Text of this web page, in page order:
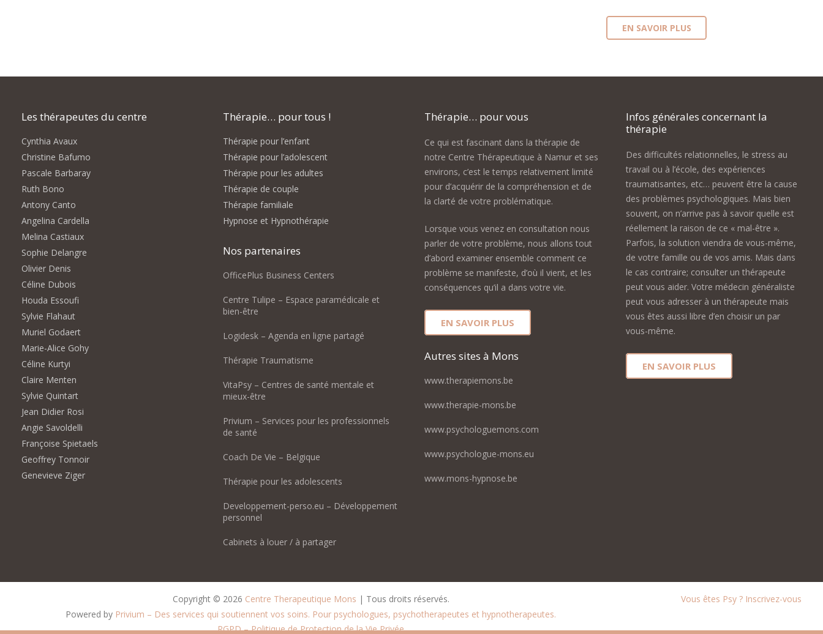
EN SAVOIR PLUS
Les thérapeutes du centre
Cynthia Avaux
Christine Bafumo
Pascale Barbaray
Ruth Bono
Antony Canto
Angelina Cardella
Melina Castiaux
Sophie Delangre
Olivier Denis
Céline Dubois
Houda Essoufi
Sylvie Flahaut
Muriel Godaert
Marie-Alice Gohy
Céline Kurtyi
Claire Menten
Sylvie Quintart
Jean Didier Rosi
Angie Savoldelli
Françoise Spietaels
Geoffrey Tonnoir
Genevieve Ziger
Thérapie… pour tous !
Thérapie pour l’enfant
Thérapie pour l’adolescent
Thérapie pour les adultes
Thérapie de couple
Thérapie familiale
Hypnose et Hypnothérapie
Nos partenaires
OfficePlus Business Centers
Centre Tulipe – Espace paramédicale et
bien-être
Logidesk – Agenda en ligne partagé
Thérapie Traumatisme
VitaPsy – Centres de santé mentale et
mieux-être
Privium – Services pour les professionnels
de santé
Coach De Vie – Belgique
Thérapie pour les adolescents
Developpement-perso.eu – Développement
personnel
Cabinets à louer / à partager
Thérapie… pour vous
Ce qui est fascinant dans la thérapie de
notre Centre Thérapeutique à Namur et ses
environs, c’est le temps relativement limité
pour d’acquérir de la compréhension et de
la clarté de votre problématique.
Lorsque vous venez en consultation nous
parler de votre problème, nous allons tout
d’abord examiner ensemble comment ce
problème se manifeste, d’où il vient, et les
conséquences qu’il a dans votre vie.
EN SAVOIR PLUS
Autres sites à Mons
www.therapiemons.be
www.therapie-mons.be
www.psychologuemons.com
www.psychologue-mons.eu
www.mons-hypnose.be
Infos générales concernant la
thérapie
Des difficultés relationnelles, le stress au
travail ou à l’école, des expériences
traumatisantes, etc… peuvent être la cause
des problèmes psychologiques. Mais bien
souvent, on n’arrive pas à savoir quelle est
réellement la raison de ce « mal-être ».
Parfois, la solution viendra de vous-même,
de votre famille ou de vos amis. Mais dans
le cas contraire; consulter un thérapeute
peut vous aider. Votre médecin généraliste
peut vous adresser à un thérapeute mais
vous êtes aussi libre d’en choisir un par
vous-même.
EN SAVOIR PLUS
Copyright © 2026 Centre Therapeutique Mons | Tous droits réservés.
Powered by Privium – Des services qui soutiennent vos soins. Pour psychologues, psychotherapeutes et hypnotherapeutes.
RGPD – Politique de Protection de la Vie Privée
Vous êtes Psy ? Inscrivez-vous